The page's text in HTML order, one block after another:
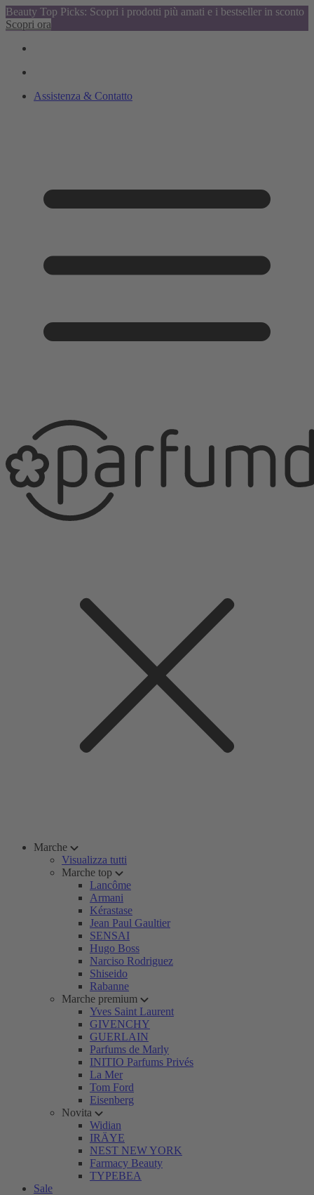
Beauty Top Picks: Scopri i prodotti più amati e i bestseller in sconto
Scopri ora
Assistenza & Contatto
Marche
Visualizza tutti
Marche top
Lancôme
Armani
Kérastase
Jean Paul Gaultier
SENSAI
Hugo Boss
Narciso Rodriguez
Shiseido
Rabanne
Marche premium
Yves Saint Laurent
GIVENCHY
GUERLAIN
Parfums de Marly
INITIO Parfums Privés
La Mer
Tom Ford
Eisenberg
Novita
Widian
IRÄYE
NEST NEW YORK
Farmacy Beauty
TYPEBEA
Sale